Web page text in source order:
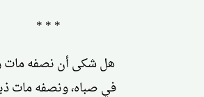
* * *
هل شكى أن نصفه مات
في صباه، ونصفه مات